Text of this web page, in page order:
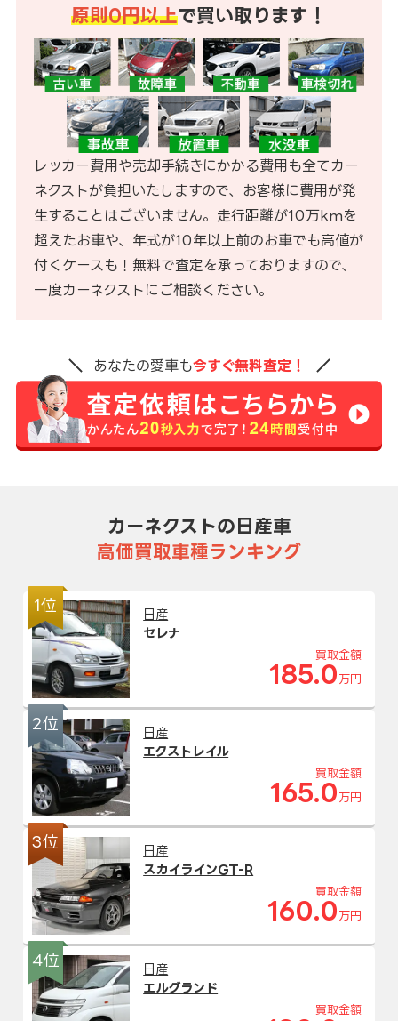
原則0円以上で買い取ります！
レッカー費用や売却手続きにかかる費用も全てカー
ネクストが負担いたしますので、お客様に費用が発
生することはございません。走行距離が10万kmを
超えたお車や、年式が10年以上前のお車でも高値が
付くケースも！無料で査定を承っておりますので、
一度カーネクストにご相談ください。
あなたの愛車も今すぐ無料査定！
カーネクストの日産車
高価買取車種ランキング
1位
日産
セレナ
買取金額
185.0 万円
2位
日産
エクストレイル
買取金額
165.0 万円
3位
日産
スカイラインGT-R
買取金額
160.0 万円
4位
日産
エルグランド
買取金額